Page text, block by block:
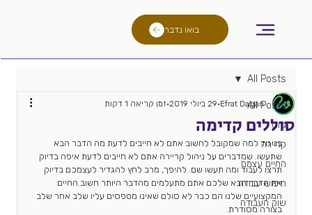
בואו נדבר
All Posts
גיוס
קריירה
החיים עצמם
חיפוש עבודה
שוק העבודה
All Posts
סוללים קדימה
Efrat Dagan 29 ביולי 2019 זמן קריאה 1 דקות
בניגוד למה שמקובל לחשוב אתם לא חייבים לדעת מה הדבר הבא
שתעשו. שמדברים על ניהול קריירה אתם לא חייבים לדעת איפה בדיוק
תרצו לעבוד ומה תעשו שם. להיפך, מרב לחץ להגדיר לעצמכם בדיוק
את הדבר הבא שלכם אתם מתעלמים מהדבר היותר חשוב.החיים
המקצועיים שלנו הם כבר לא סולם שאינו מטפסים עליו שלב אחר שלב
בצורה מסודרת.